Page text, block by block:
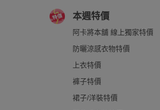
本週特價
阿卡將本舖 線上獨家特價
防曬涼感衣物特價
上衣特價
褲子特價
裙子/洋裝特價